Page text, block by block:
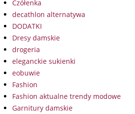
Czółenka
decathlon alternatywa
DODATKI
Dresy damskie
drogeria
eleganckie sukienki
eobuwie
Fashion
Fashion aktualne trendy modowe
Garnitury damskie